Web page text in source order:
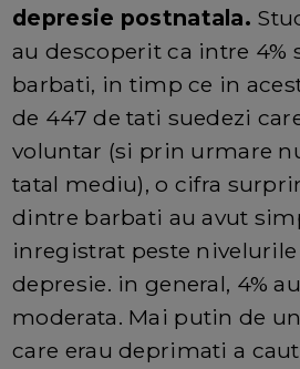
depresie postnatala.
au descoperit ca intre 4%
barbati, in timp ce in
de 447 de tati suedezi
voluntar (si prin urmare
tatal mediu), o cifra
dintre barbati au avut
inregistrat peste nivelurile
depresie. in general, 4%
moderata. Mai putin de
care erau deprimati a